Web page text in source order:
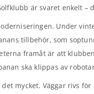
är svaret enkelt
Under
tillbehör, som
framåt är att
ska klippas av
mycket. Väggar rivs